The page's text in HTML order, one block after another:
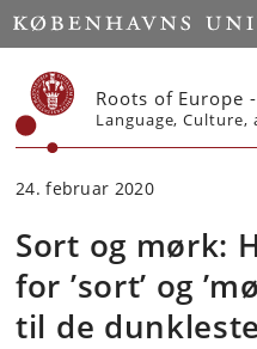
Start
Roots of Europe -
Language,
24. februar 2020
Sort og mørk:
for ’sort’ og
til de